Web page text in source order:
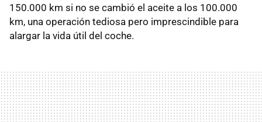
150.000 km si no se cambió el aceite a los 100.000
km, una operación tediosa pero imprescindible para
alargar la vida útil del coche.